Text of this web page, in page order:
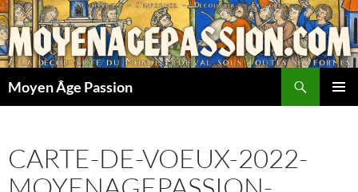
Aller
au
contenu
Moyen Âge Passion
CARTE-DE-VOEUX-2022-